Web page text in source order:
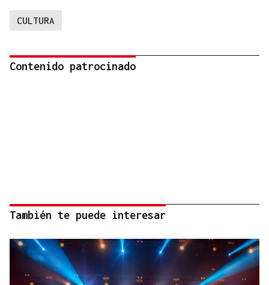
CULTURA
Contenido patrocinado
También te puede interesar